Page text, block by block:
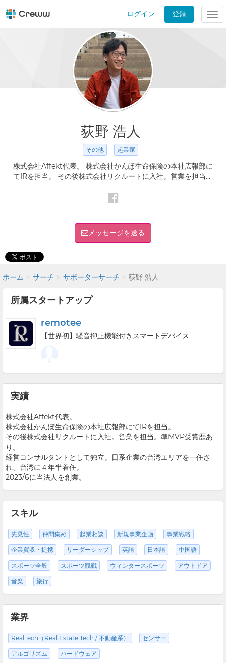
ログイン 登録
荻野 浩人
その他 起業家
株式会社Affekt代表。 株式会社かんぽ生命保険の本社広報部に
てIRを担当。 その後株式会社リクルートに入社。営業を担当。
業の台湾エリアを一任され、台湾に４年半着任。 2023/6に当
法人を創業。
メッセージを送る
ホーム サーチ サポーターサーチ 荻野 浩人
所属スタートアップ
remotee
【世界初】騒音抑止機能付きスマートデバイス
実績
株式会社Affekt代表。
株式会社かんぽ生命保険の本社広報部にてIRを担当。
その後株式会社リクルートに入社。営業を担当。準MVP受賞歴あ
り。
経営コンサルタントとして独立。日系企業の台湾エリアを一任さ
れ、台湾に４年半着任。
2023/6に当法人を創業。
スキル
先見性 仲間集め 起業相談 新規事業企画 事業戦略
企業買収・提携 リーダーシップ 英語 日本語 中国語
スポーツ全般 スポーツ観戦 ウィンタースポーツ アウトドア
音楽 旅行
業界
RealTech（Real Estate Tech / 不動産系） センサー
アルゴリズム ハードウェア